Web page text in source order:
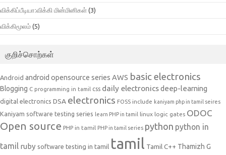
விக்கிப்பீடியா:விக்கி மின்மினிகள் (3)
விக்கிமூலம் (5)
குறிச்சொற்கள்
Android android opensource series AWS basic electronics
Blogging C programming in tamil css daily electronicsdeep-learning
digital electronics DSA electronics FOSS include kaniyam php in tamil seires
Kaniyam software testing series learn PHP in tamil linux logic gates ODOC
Open source PHP in tamil PHP in tamil series python python in
tamil ruby software testing in tamil tamil Tamil C++ Thamizh G